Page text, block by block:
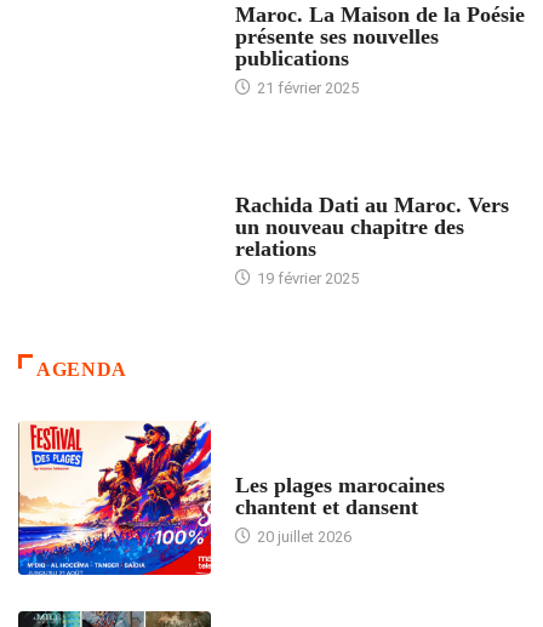
Maroc. La Maison de la Poésie
présente ses nouvelles
publications
21 février 2025
Rachida Dati au Maroc. Vers
un nouveau chapitre des
relations
19 février 2025
AGENDA
Les plages marocaines
chantent et dansent
20 juillet 2026